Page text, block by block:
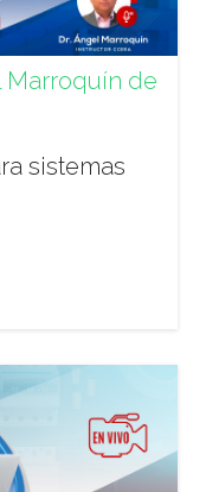
Marroquín de
sistemas